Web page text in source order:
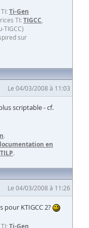
Ti-Gen
TI: TIGCC,
TIGCC)
sur
Le 04/03/2008 à 11:03
scriptable - cf.
.
en
TILP.
Le 04/03/2008 à 11:26
pour KTIGCC 2?